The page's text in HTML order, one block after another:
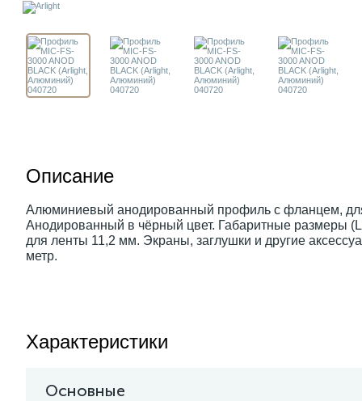
Описание
Алюминиевый анодированный профиль с фланцем,
Анодированный в чёрный цвет. Габаритные размеры
для ленты 11,2 мм. Экраны, заглушки и другие
метр.
Характеристики
Основные